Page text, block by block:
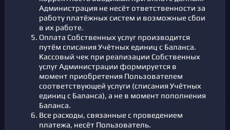
Администрация не несёт ответственности за
работу платёжных систем и возможные сбои
в их работе.
Оплата Собственных услуг производится
путём списания Учётных единиц с Баланса.
Кассовый чек при реализации Собственных
услуг Администрации формируется в
момент приобретения Пользователем
соответствующей услуги (списания Учётных
единиц с Баланса), а не в момент пополнения
Баланса.
Все расходы, связанные с проведением
платежа, несёт Пользователь.